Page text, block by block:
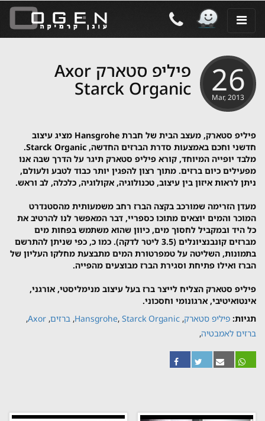
26
Mar, 2013
פיליפ סטארק Axor
Starck Organic
פיליפ סטארק, מעצב הבית של חברת Hansgrohe מציג עיצוב
חדשני וחכם באמצעות סדרת הברזים החדשה, Starck Organic.
מלבד יופייה המיוחד, קורא פיליפ סטארק תיגר על הדרך שבה אנו
מפעילים כיום ברזים. מתוך רצון להפגין יותר כבוד לטבע ולעולם,
ניתן לראות איזון בין עיצוב, טכנולוגיה, אקולוגיה, כלכלה, לב וראש.
מעדן הזרימה שמורכב בקצה הברז רחב משמעותית מהסטנדרט
המוכר והמים יוצאים מתוכו כספריי, דבר המאפשר לנו להרטיב את
כל היד ובמקביל לחסוך מים, כיוון שהוא משתמש בפחות מים
מברזים קונבנציונלים (3.5 ליטר לדקה). כמו כ, כפי שניתן להתרשם
בתמונות, השליטה על טמפרטורת המים מתבצעת מחלקו העליון של
הברז ואילו פתיחת וסגירת הברז מבוצעים מהפייה.
פיליפ סטארק הצליח לייצר ברז בעל עיצוב מנימליסטי, אורגני,
אינטואיטיבי, ארגונומי וחסכוני.
תגיות: פיליפ סטארק,
Hansgrohe, Starck Organic
, ברזים,
Axor
,
ברזים לאמבטיה,